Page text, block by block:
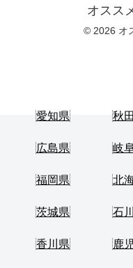
オスス
© 2026 オ
愛知県 秋
広島県 岐
福岡県 北
茨城県 石
香川県 鹿